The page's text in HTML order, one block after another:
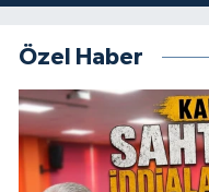
Özel Haber